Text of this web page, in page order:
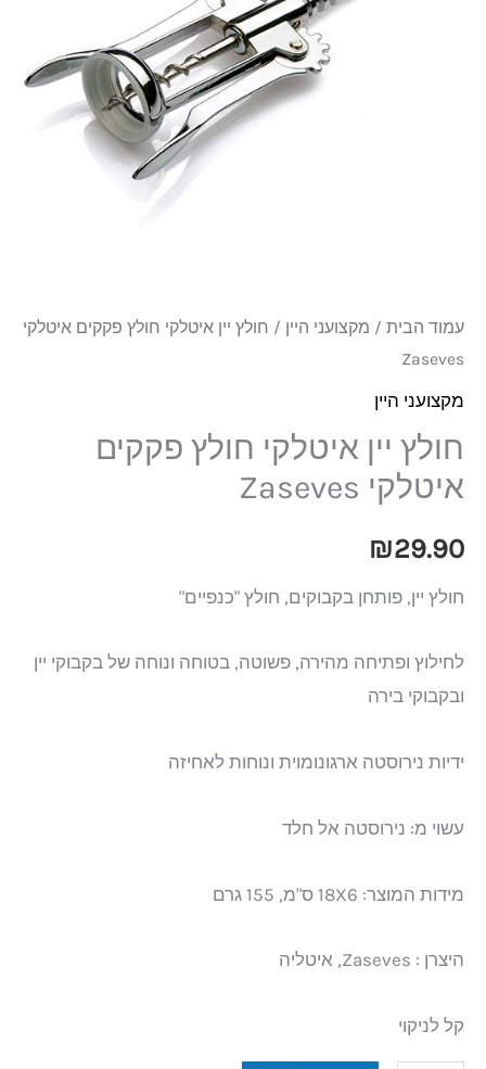
עמוד הבית / מקצועני היין / חולץ יין איטלקי חולץ פקקים איטלקי
Zaseves
מקצועני היין
חולץ יין איטלקי חולץ פקקים
איטלקי Zaseves
₪29.90
חולץ יין, פותחן בקבוקים, חולץ "כנפיים"
לחילוץ ופתיחה מהירה, פשוטה, בטוחה ונוחה של בקבוקי יין
ובקבוקי בירה
ידיות נירוסטה ארגונומוית ונוחות לאחיזה
עשוי מ: נירוסטה אל חלד
מידות המוצר: 18X6 ס"מ, 155 גרם
היצרן : Zaseves, איטליה
קל לניקוי